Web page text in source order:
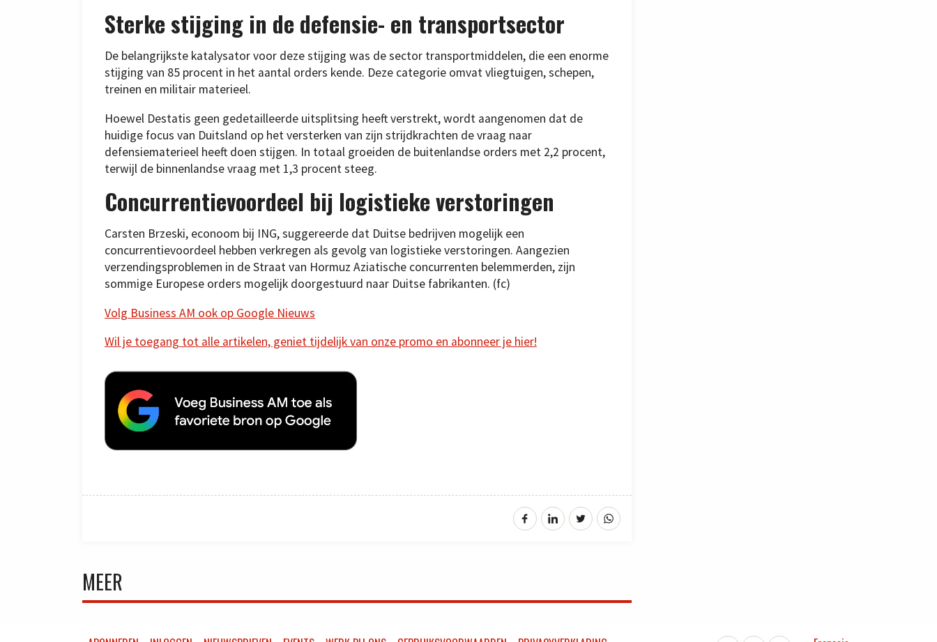
Sterke stijging in de defensie- en transportsector
De belangrijkste katalysator voor deze stijging was de sector transportmiddelen, die een enorme
stijging van 85 procent in het aantal orders kende. Deze categorie omvat vliegtuigen, schepen,
treinen en militair materieel.
Hoewel Destatis geen gedetailleerde uitsplitsing heeft verstrekt, wordt aangenomen dat de
huidige focus van Duitsland op het versterken van zijn strijdkrachten de vraag naar
defensiematerieel heeft doen stijgen. In totaal groeiden de buitenlandse orders met 2,2 procent,
terwijl de binnenlandse vraag met 1,3 procent steeg.
Concurrentievoordeel bij logistieke verstoringen
Carsten Brzeski, econoom bij ING, suggereerde dat Duitse bedrijven mogelijk een
concurrentievoordeel hebben verkregen als gevolg van logistieke verstoringen. Aangezien
verzendingsproblemen in de Straat van Hormuz Aziatische concurrenten belemmerden, zijn
sommige Europese orders mogelijk doorgestuurd naar Duitse fabrikanten. (fc)
Volg Business AM ook op Google Nieuws
Wil je toegang tot alle artikelen, geniet tijdelijk van onze promo en abonneer je hier!
MEER